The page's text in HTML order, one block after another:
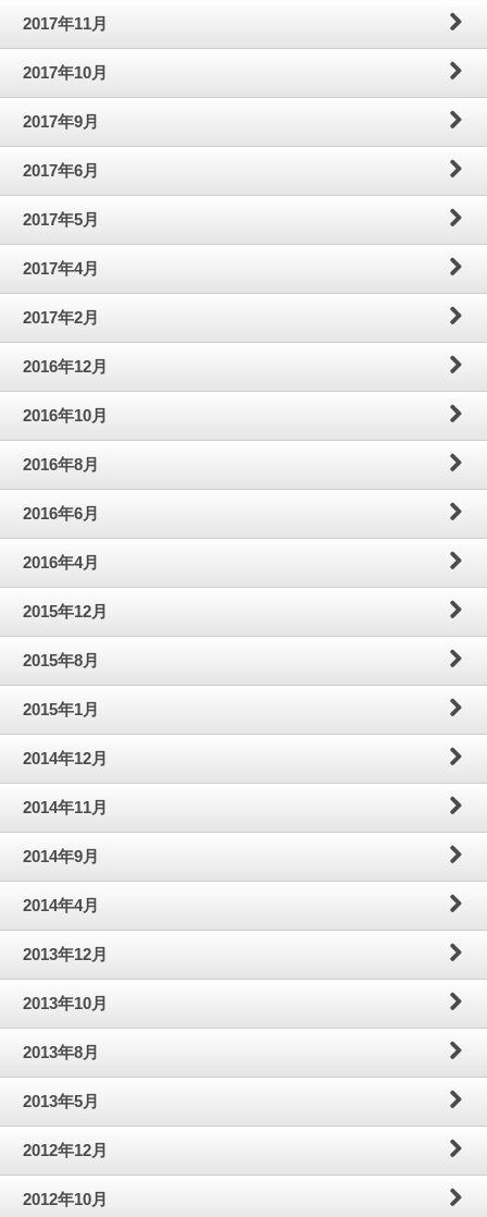
2017年11月
2017年10月
2017年9月
2017年6月
2017年5月
2017年4月
2017年2月
2016年12月
2016年10月
2016年8月
2016年6月
2016年4月
2015年12月
2015年8月
2015年1月
2014年12月
2014年11月
2014年9月
2014年4月
2013年12月
2013年10月
2013年8月
2013年5月
2012年12月
2012年10月